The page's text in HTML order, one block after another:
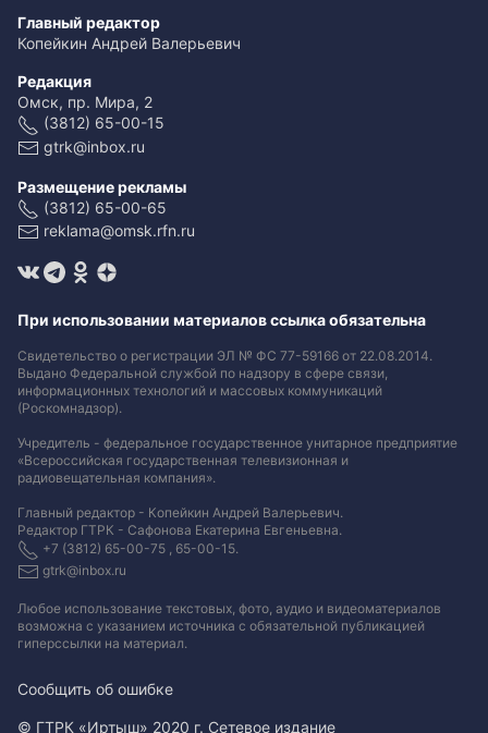
Главный редактор
Копейкин Андрей Валерьевич
Редакция
Омск, пр. Мира, 2
(3812) 65-00-15
gtrk@inbox.ru
Размещение рекламы
(3812) 65-00-65
reklama@omsk.rfn.ru
При использовании материалов ссылка обязательна
Свидетельство о регистрации ЭЛ № ФС 77-59166 от 22.08.2014.
Выдано Федеральной службой по надзору в сфере связи,
информационных технологий и массовых коммуникаций
(Роскомнадзор).
Учредитель - федеральное государственное унитарное предприятие
«Всероссийская государственная телевизионная и
радиовещательная компания».
Главный редактор - Копейкин Андрей Валерьевич.
Редактор ГТРК - Сафонова Екатерина Евгеньевна.
+7 (3812) 65-00-75 , 65-00-15.
gtrk@inbox.ru
Любое использование текстовых, фото, аудио и видеоматериалов
возможна с указанием источника с обязательной публикацией
гиперссылки на материал.
Сообщить об ошибке
© ГТРК «Иртыш» 2020 г. Сетевое издание